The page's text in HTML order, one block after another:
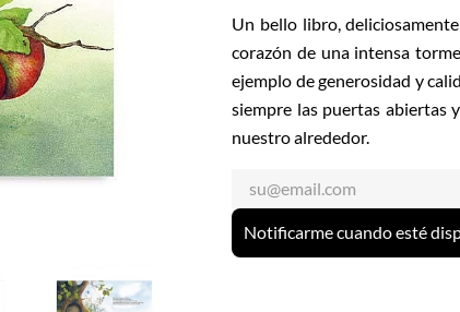
Un bello libro,
corazón de una intensa
ejemplo de generosidad y
siempre las puertas abiertas
nuestro alrededor.
Notificarme cuando esté